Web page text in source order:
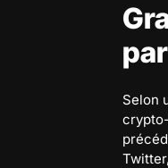
Selon